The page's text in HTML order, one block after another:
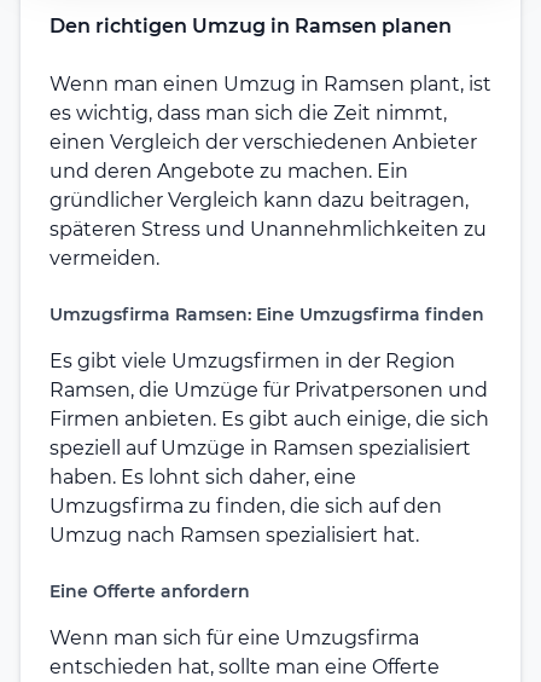
Den richtigen Umzug in Ramsen planen
Wenn man einen Umzug in Ramsen plant, ist
es wichtig, dass man sich die Zeit nimmt,
einen Vergleich der verschiedenen Anbieter
und deren Angebote zu machen. Ein
gründlicher Vergleich kann dazu beitragen,
späteren Stress und Unannehmlichkeiten zu
vermeiden.
Umzugsfirma Ramsen: Eine Umzugsfirma finden
Es gibt viele Umzugsfirmen in der Region
Ramsen, die Umzüge für Privatpersonen und
Firmen anbieten. Es gibt auch einige, die sich
speziell auf Umzüge in Ramsen spezialisiert
haben. Es lohnt sich daher, eine
Umzugsfirma zu finden, die sich auf den
Umzug nach Ramsen spezialisiert hat.
Eine Offerte anfordern
Wenn man sich für eine Umzugsfirma
entschieden hat, sollte man eine Offerte